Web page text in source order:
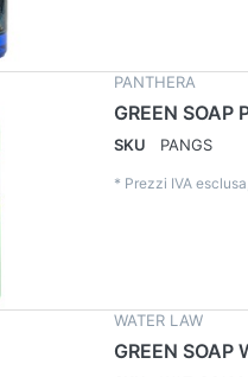
PANTHERA
GREEN SOAP
SKU PANGS
* Prezzi IVA
WATER LAW
GREEN SOAP